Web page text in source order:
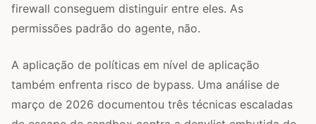
firewall conseguem distinguir entre eles. As
permissões padrão do agente, não.
A aplicação de políticas em nível de aplicação
também enfrenta risco de bypass. Uma análise de
março de 2026 documentou três técnicas escaladas